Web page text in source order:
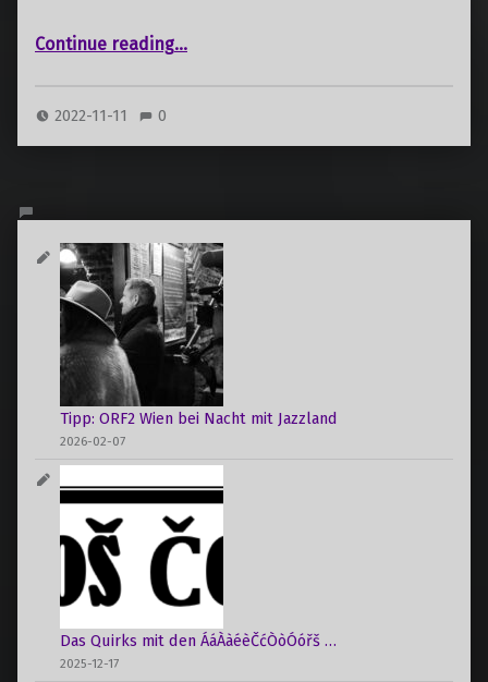
Continue reading…
2022-11-11 0
Tipp: ORF2 Wien bei Nacht mit Jazzland
2026-02-07
Das Quirks mit den ÁáÀàéèČćÒòÓóřš …
2025-12-17